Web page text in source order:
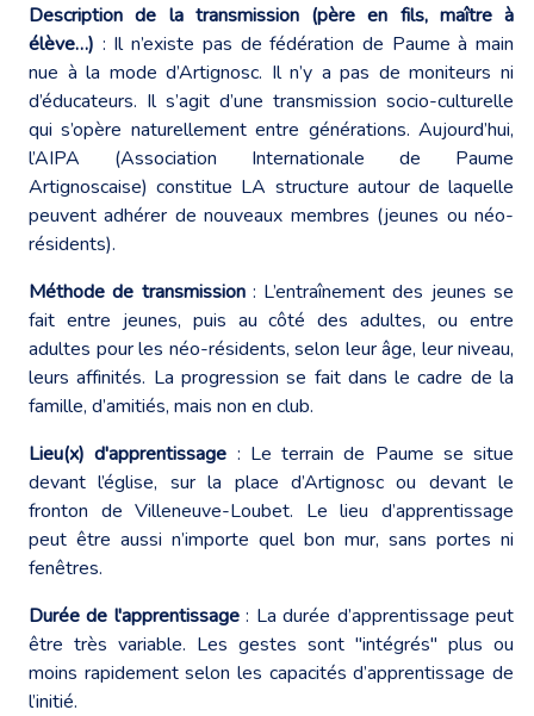
Description de la transmission (père en fils, maître à
élève…) : Il n’existe pas de fédération de Paume à main
nue à la mode d’Artignosc. Il n’y a pas de moniteurs ni
d’éducateurs. Il s’agit d’une transmission socio-culturelle
qui s’opère naturellement entre générations. Aujourd’hui,
l’AIPA (Association Internationale de Paume
Artignoscaise) constitue LA structure autour de laquelle
peuvent adhérer de nouveaux membres (jeunes ou néo-
résidents).
Méthode de transmission: L’entraînement des jeunes se
fait entre jeunes, puis au côté des adultes, ou entre
adultes pour les néo-résidents, selon leur âge, leur niveau,
leurs affinités. La progression se fait dans le cadre de la
famille, d’amitiés, mais non en club.
Lieu(x) d'apprentissage : Le terrain de Paume se situe
devant l’église, sur la place d’Artignosc ou devant le
fronton de Villeneuve-Loubet. Le lieu d’apprentissage
peut être aussi n’importe quel bon mur, sans portes ni
fenêtres.
Durée de l'apprentissage: La durée d’apprentissage peut
être très variable. Les gestes sont "intégrés" plus ou
moins rapidement selon les capacités d’apprentissage de
l’initié.